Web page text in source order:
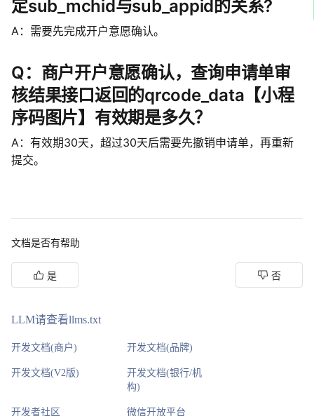
定sub_mchid与sub_appid的关系?
A：需要先完成开户意愿确认。
Q：商户开户意愿确认，查询申请单审
核结果接口返回的qrcode_data【小程
序码图片】有效期是多久？
A：有效期30天，超过30天后需要先撤销申请单，再重新
提交。
文档是否有帮助
是 否
LLM请查看llms.txt
开发文档(商户) 开发文档(品牌)
开发文档(V2版)
开发文档(银行/机
构)
开发者社区 微信开放平台